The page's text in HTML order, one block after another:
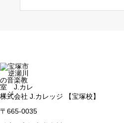
株式会社 J.カレッジ 【宝塚校】
〒665-0035